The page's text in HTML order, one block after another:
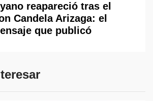
reapareció tras el
Candela Arizaga: el
que publicó